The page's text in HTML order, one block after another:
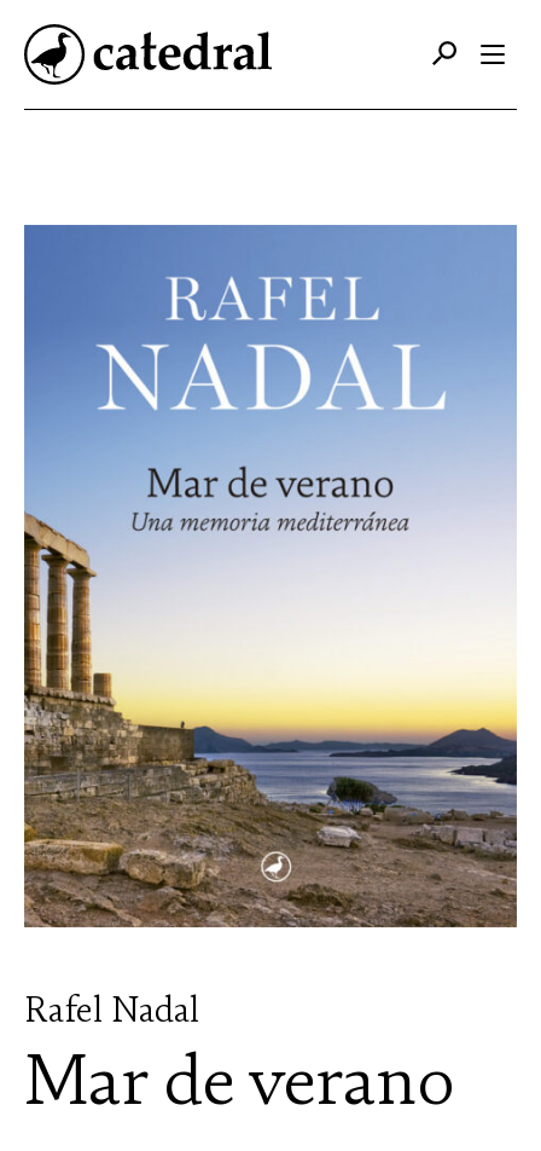
Autores
Editorial
Foreign Rights
Contacto
Rafel Nadal
Mar de verano